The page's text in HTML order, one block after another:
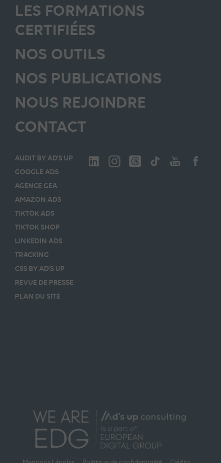
LES FORMATIONS
CERTIFIÉES
NOS OUTILS
NOS PUBLICATIONS
NOUS REJOINDRE
CONTACT
AUDIT BY AD’S UP
GOOGLE ADS
AGENCE GEA
AMAZON ADS
TIKTOK ADS
TIKTOK SHOP
LINKEDIN ADS
TRACKING
CSS BY AD’S UP
REVUE DE PRESSE
PLAN DU SITE